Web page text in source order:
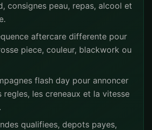
consignes peau, repas, alcool et
aftercare differente pour
piece, couleur, blackwork ou
flash day pour annoncer
regles, les creneaux et la vitesse
qualifiees, depots payes,